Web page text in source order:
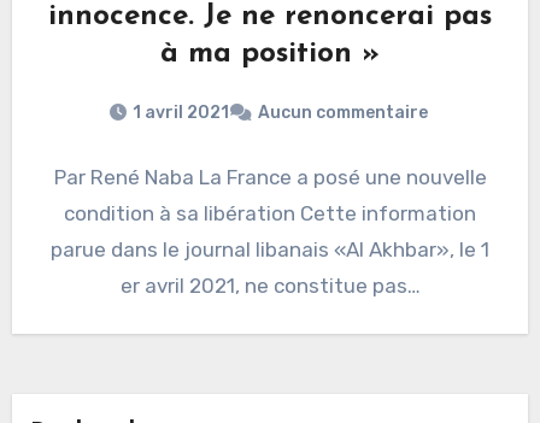
innocence. Je ne renoncerai pas
à ma position »
1 avril 2021 Aucun commentaire
Par René Naba La France a posé une nouvelle
condition à sa libération Cette information
parue dans le journal libanais «Al Akhbar», le 1
er avril 2021, ne constitue pas…